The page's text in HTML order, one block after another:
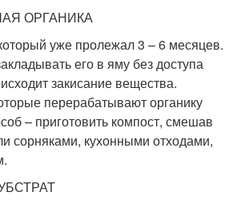
ОРГАНИКА
уже пролежал 3 – 6 месяцев.
его в яму без доступа
закисание вещества.
перерабатывают органику
– приготовить компост, смешав
сорняками, кухонными отходами,